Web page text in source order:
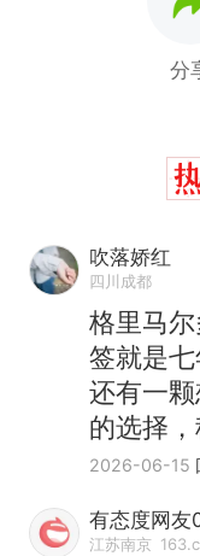
分
吹落娇红
四川成都
格里马
签就是七
还有一
的选择
2026-06-15
有态度网友
江苏南京